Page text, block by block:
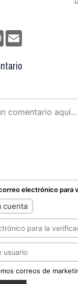
WhatsApp
electrónico para
cuenta
correos de